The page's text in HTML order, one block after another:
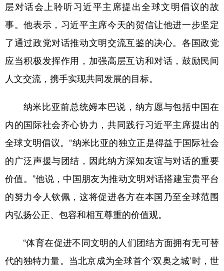
层对话会上聆听习近平主席提出全球文明倡议的故
事。他表示，习近平主席今天的贺信让他进一步坚定
了通过政党对话推动文明交流互鉴的决心。各国政党
应当积极发挥作用，加强高层互访和对话，鼓励民间
人文交流，携手实现共同发展的目标。
纳米比亚前总统姆本巴说，纳方愿与包括中国在
内的国际社会齐心协力，共同践行习近平主席提出的
全球文明倡议。“纳米比亚的独立正是得益于国际社会
的广泛声援与团结，因此纳方深知友谊与对话的重要
价值。”他说，中国朋友为推动文明对话搭建宝贵平台
的努力令人钦佩，这将促进各方在本国乃至全球范围
内弘扬公正、包容和相互尊重的价值观。
“体育在促进不同文明的人们团结方面拥有无可替
代的独特力量。当北京成为全球首个‘双奥之城’时，世